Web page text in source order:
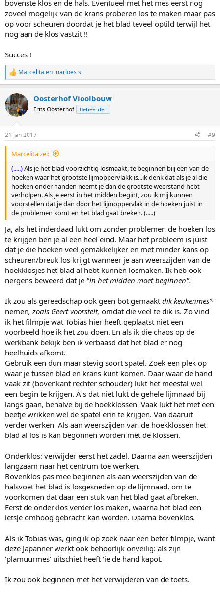
bovenste klos en de hals. Eventueel met het mes eerst nog
zoveel mogelijk van de krans proberen los te maken maar pas
op voor scheuren doordat je het blad teveel optild terwijl het
nog aan de klos vastzit !!
Succes !
W
a
r
d
e
n
g
Marcelita en marloes s
Oosterhof Vioolbouw
Frits Oosterhof Beheerder
21 jan 2017 #9
Marcelita zei:
(.....)Als je het blad voorzichtig losmaakt, te beginnen biij een van de
hoeken waar het grootste lijmoppervlakk is...ik denk dat als je al die
hoeken onder handen neemt je dan de grootste weerstand hebt
verholpen. Als je eerst in het midden begint, zou ik mij kunnen
voorstellen dat je dan door het lijmoppervlak in de hoeken juist in
de problemen komt en het blad gaat breken. (.....)
Ja, als het inderdaad lukt om zonder problemen de hoeken los
te krijgen ben je al een heel eind. Maar het probleem is juist
dat je die hoeken veel gemakkelijker en met minder kans op
scheuren/breuk los krijgt wanneer je aan weerszijden van de
hoekklosjes het blad al hebt kunnen losmaken. Ik heb ook
nergens beweerd dat je "in het midden moet beginnen".
Ik zou als gereedschap ook geen bot gemaakt dik keukenmes*
nemen, zoals Geert voorstelt, omdat die veel te dik is. Zo vind
ik het filmpje wat Tobias hier heeft geplaatst niet een
voorbeeld hoe ik het zou doen. En als ik die chaos op de
werkbank bekijk ben ik verbaasd dat het blad er nog
heelhuids afkomt.
Gebruik een dun maar stevig soort spatel. Zoek een plek op
waar je tussen blad en krans kunt komen. Daar waar de hand
vaak zit (bovenkant rechter schouder) lukt het meestal wel
een begin te krijgen. Als dat niet lukt de gehele lijmnaad bij
langs gaan, behalve bij de hoekklossen. Vaak lukt het met een
beetje wrikken wel de spatel erin te krijgen. Van daaruit
verder werken. Als aan weerszijden van de hoekklossen het
blad al los is kan begonnen worden met de klossen.
Onderklos: verwijder eerst het zadel. Daarna aan weerszijden
langzaam naar het centrum toe werken.
Bovenklos pas mee beginnen als aan weerszijden van de
halsvoet het blad is losgesneden op de lijmnaad, om te
voorkomen dat daar een stuk van het blad gaat afbreken.
Eerst de onderklos verder los maken, waarna het blad een
ietsje omhoog gebracht kan worden. Daarna bovenklos.
Als ik Tobias was, ging ik op zoek naar een beter filmpje, want
deze Japanner werkt ook behoorlijk onveilig: als zijn
'plamuurmes' uitschiet heeft 'ie de hand kapot.
Ik zou ook beginnen met het verwijderen van de toets.